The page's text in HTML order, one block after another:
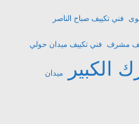
فني تكييف صباح الناصر
مشرف فني تكييف ميدان حولي
الكبير ميدان